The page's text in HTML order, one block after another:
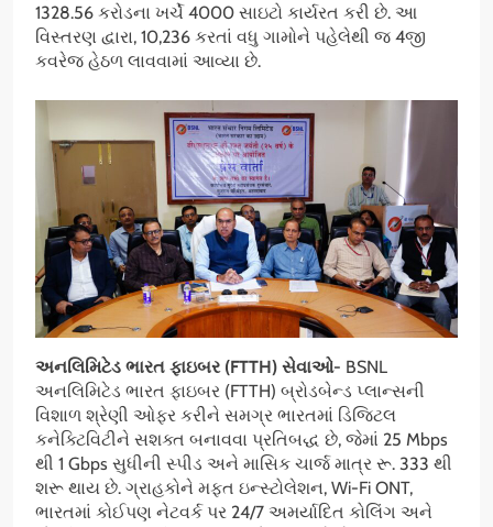
1328.56 કરોડના ખર્ચે 4000 સાઇટો કાર્યરત કરી છે. આ
વિસ્તરણ દ્વારા, 10,236 કરતાં વધુ ગામોને પહેલેથી જ 4જી
કવરેજ હેઠળ લાવવામાં આવ્યા છે.
અનલિમિટેડ ભારત ફાઇબર (FTTH) સેવાઓ- BSNL
અનલિમિટેડ ભારત ફાઇબર (FTTH) બ્રોડબેન્ડ પ્લાન્સની
વિશાળ શ્રેણી ઓફર કરીને સમગ્ર ભારતમાં ડિજિટલ
કનેક્ટિવિટીને સશક્ત બનાવવા પ્રતિબદ્ધ છે, જેમાં 25 Mbps
થી 1 Gbps સુધીની સ્પીડ અને માસિક ચાર્જ માત્ર રૂ. 333 થી
શરૂ થાય છે. ગ્રાહકોને મફત ઇન્સ્ટોલેશન, Wi-Fi ONT,
ભારતમાં કોઈપણ નેટવર્ક પર 24/7 અમર્યાદિત કોલિંગ અને